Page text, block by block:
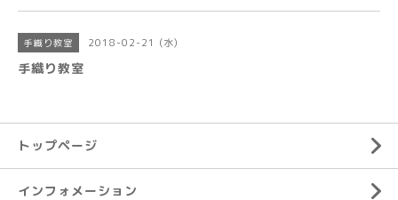
手織り教室 2018-02-21 (水)
手織り教室
トップページ
インフォメーション